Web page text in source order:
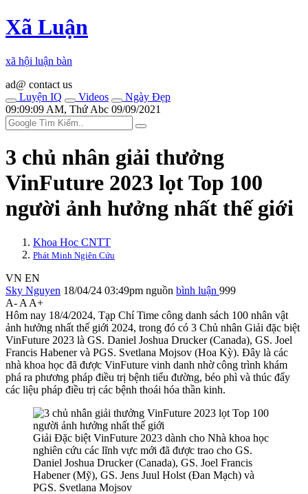
Xã Luận
xã hội luận bàn
ad@ contact us
Luyện IQ
Videos
Ngày Đẹp
09:09:09 AM, Thứ Abc 09/09/2021
3 chủ nhân giải thưởng
VinFuture 2023 lọt Top 100
người ảnh hưởng nhất thế giới
Khoa Học CNTT
Phát Minh Ngiên Cứu
VN EN
Sky Nguyen 18/04/24 03:49pm nguồn bình luận 999
A- A A+
Hôm nay 18/4/2024, Tạp Chí Time công danh sách 100 nhân vật
ảnh hưởng nhất thế giới 2024, trong đó có 3 Chủ nhân Giải đặc biệt
VinFuture 2023 là GS. Daniel Joshua Drucker (Canada), GS. Joel
Francis Habener và PGS. Svetlana Mojsov (Hoa Kỳ). Đây là các
nhà khoa học đã được VinFuture vinh danh nhờ công trình khám
phá ra phương pháp điều trị bệnh tiểu đường, béo phì và thúc đẩy
các liệu pháp điều trị các bệnh thoái hóa thần kinh.
Giải Đặc biệt VinFuture 2023 dành cho Nhà khoa học
nghiên cứu các lĩnh vực mới đã được trao cho GS.
Daniel Joshua Drucker (Canada), GS. Joel Francis
Habener (Mỹ), GS. Jens Juul Holst (Đan Mạch) và
PGS. Svetlana Mojsov